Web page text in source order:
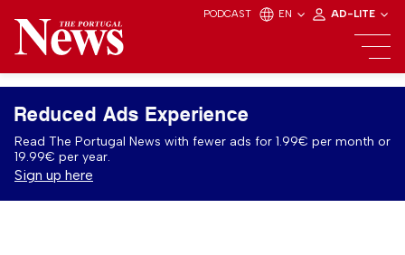
PODCAST EN AD-LITE
Reduced Ads Experience
Read The Portugal News with fewer ads for 1.99€ per month or
19.99€ per year.
Sign up here